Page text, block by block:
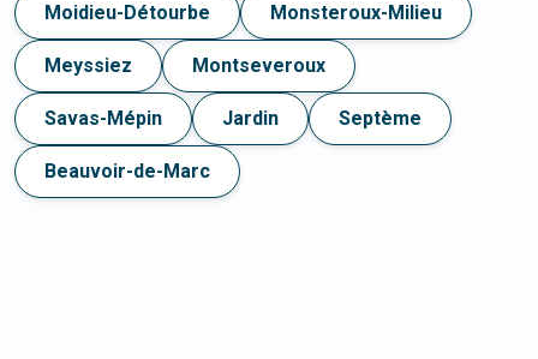
Moidieu-Détourbe Monsteroux-Milieu
Meyssiez Montseveroux
Savas-Mépin Jardin Septème
Beauvoir-de-Marc